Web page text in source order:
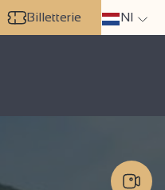
Billetterie Nl